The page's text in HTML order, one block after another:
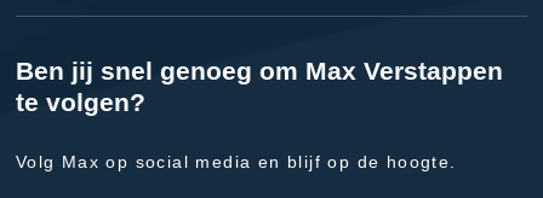
Ben jij snel genoeg om Max Verstappen
te volgen?
Volg Max op social media en blijf op de hoogte.